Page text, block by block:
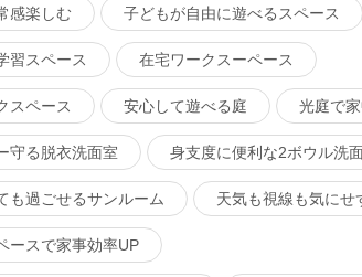
感楽しむ 子どもが自由に遊べるスペース
習スペース 在宅ワークスーペース
スペース 安心して遊べる庭 光庭で
守る脱衣洗面室 身支度に便利な2ボウル洗
も過ごせるサンルーム 天気も視線も気にせ
ースで家事効率UP